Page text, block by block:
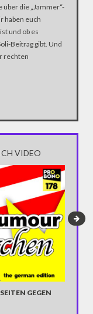
über die „Jammer“-
haben euch
und ob es
Beitrag gibt. Und
rechten
VIDEO
GEGEN